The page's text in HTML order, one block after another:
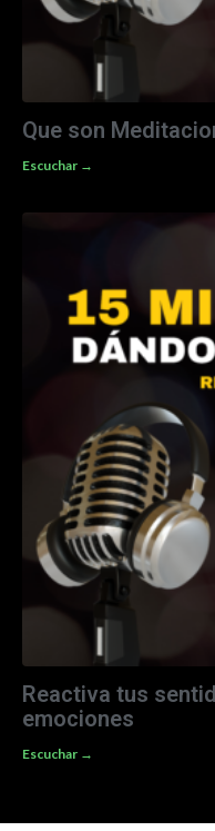
Que son
Escuchar →
Reactiva tus
emociones
Escuchar →